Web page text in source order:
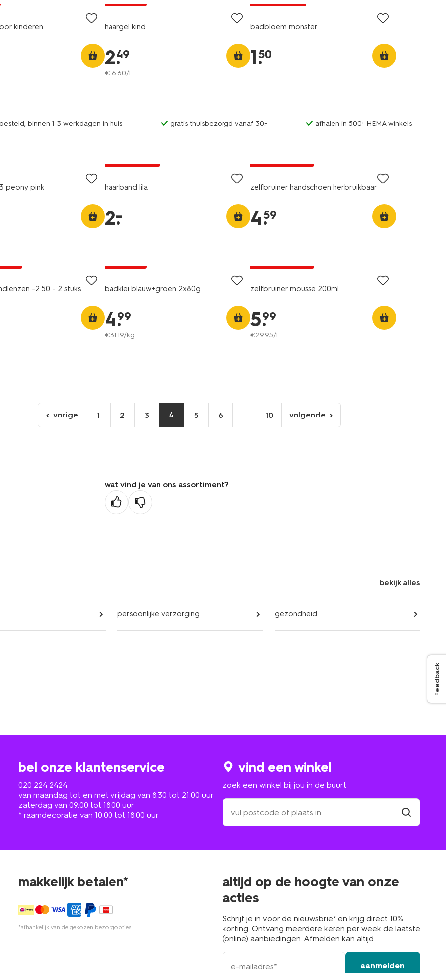
kinderen haargel kind
2.
49
€16.60/l
badbloem monster
1.
50
binnen 1-3 werkdagen in huis gratis thuisbezorgd vanaf 30.- afhalen in 500+ HEMA winkels
peony pink haarband lila
2.
–
zelfbruiner handschoen herbruikbaar
4.
59
-2.50 - 2 stuks badklei blauw+groen 2x80g
4.
99
€31.19/kg
zelfbruiner mousse 200ml
5.
99
€29.95/l
ga
naar
vorige 1 2 3 4 5 6 ... 10
volgende
pagina
volgende
wat vind je van ons assortiment?
Feedback
bekijk alles
persoonlijke verzorging gezondheid
bel onze klantenservice
020 224 2424
van maandag tot en met vrijdag van 8.30 tot 21.00 uur
zaterdag van 09.00 tot 18.00 uur
* raamdecoratie van 10.00 tot 18.00 uur
vind een winkel
zoek een winkel bij jou in de buurt
zoek
een
winkel
in
makkelijk betalen*
*afhankelijk van de gekozen bezorgopties
altijd op de hoogte van onze
acties
Schrijf je in voor de nieuwsbrief en krijg direct 10%
korting. Ontvang meerdere keren per week de laatste
(online) aanbiedingen. Afmelden kan altijd.
e-
mailadres
aanmelden